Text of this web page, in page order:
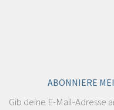
ABONNIERE
Gib deine E-Mail-Adresse